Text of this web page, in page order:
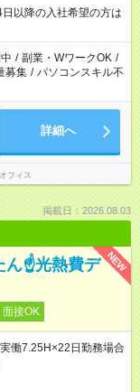
以降の入社希望の方は
/ 副業・WワークOK /
募集 / パソコンスキル不
詳細へ
フィス
掲載日：2026.08.03
NEW
ん☝光熱費デ
面接OK
働7.25H×22日勤務場合